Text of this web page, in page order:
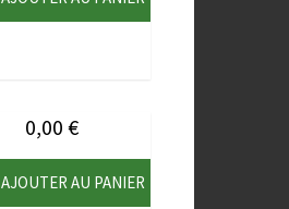
0,00 €
AJOUTER AU PANIER